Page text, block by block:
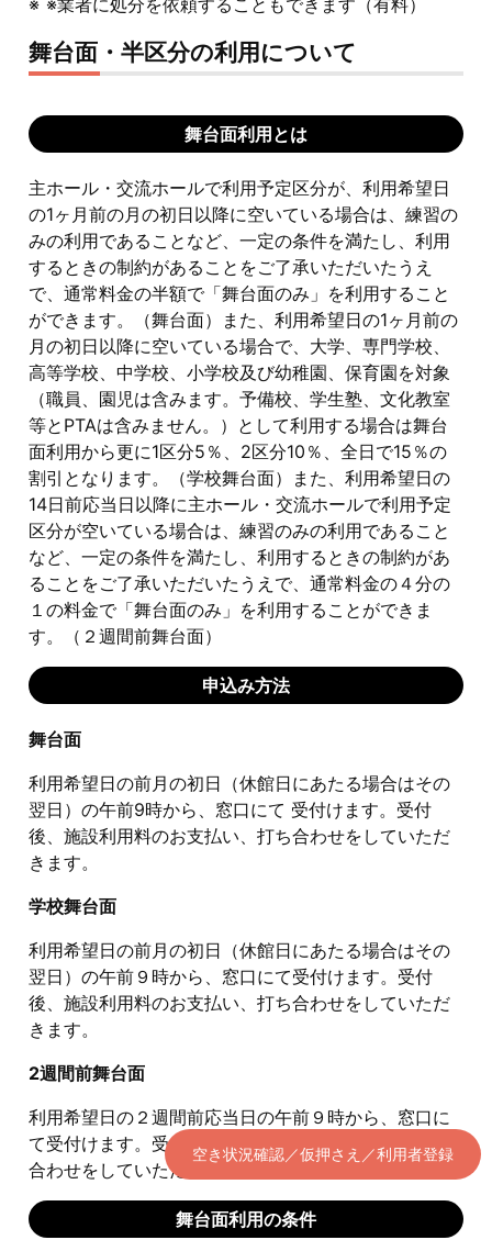
空き状況確認／仮押さえ／利用者登録
※業者に処分を依頼することもできます（有料）
舞台面・半区分の利用について
舞台面利用とは
主ホール・交流ホールで利用予定区分が、利用希望日
の1ヶ月前の月の初日以降に空いている場合は、練習の
みの利用であることなど、一定の条件を満たし、利用
するときの制約があることをご了承いただいたうえ
で、通常料金の半額で「舞台面のみ」を利用すること
ができます。（舞台面）また、利用希望日の1ヶ月前の
月の初日以降に空いている場合で、大学、専門学校、
高等学校、中学校、小学校及び幼稚園、保育園を対象
（職員、園児は含みます。予備校、学生塾、文化教室
等とPTAは含みません。）として利用する場合は舞台
面利用から更に1区分5％、2区分10％、全日で15％の
割引となります。（学校舞台面）また、利用希望日の
14日前応当日以降に主ホール・交流ホールで利用予定
区分が空いている場合は、練習のみの利用であること
など、一定の条件を満たし、利用するときの制約があ
ることをご了承いただいたうえで、通常料金の４分の
１の料金で「舞台面のみ」を利用することができま
す。（２週間前舞台面）
申込み方法
舞台面
利用希望日の前月の初日（休館日にあたる場合はその
翌日）の午前9時から、窓口にて 受付けます。受付
後、施設利用料のお支払い、打ち合わせをしていただ
きます。
学校舞台面
利用希望日の前月の初日（休館日にあたる場合はその
翌日）の午前９時から、窓口にて受付けます。受付
後、施設利用料のお支払い、打ち合わせをしていただ
きます。
2週間前舞台面
利用希望日の２週間前応当日の午前９時から、窓口に
て受付けます。受付後、施設利用料のお支払い、打ち
合わせをしていただきます。
舞台面利用の条件